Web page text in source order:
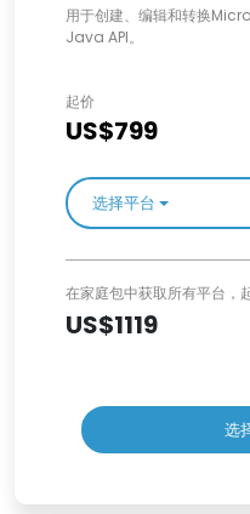
用于创建、编辑和转换
Java API。
起价
US$799
选择平台
在家庭包中获取所有平台，
US$1119
选